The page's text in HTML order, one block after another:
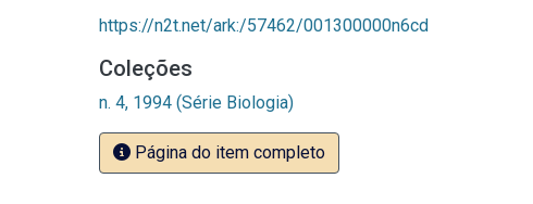
https://n2t.net/ark:/57462/001300000n6cd
Coleções
n. 4, 1994 (Série Biologia)
Página do item completo